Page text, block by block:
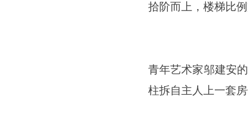
拾阶而上，楼梯比例
青年艺术家邬建安
柱拆自主人上一套房